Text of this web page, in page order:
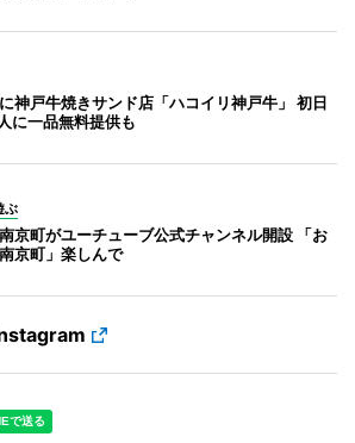
神戸牛焼きサンド店「ハコイリ神戸牛」 初日
に一品無料提供も
ぶ
京町がユーチューブ公式チャンネル開設 「お
京町」楽しんで